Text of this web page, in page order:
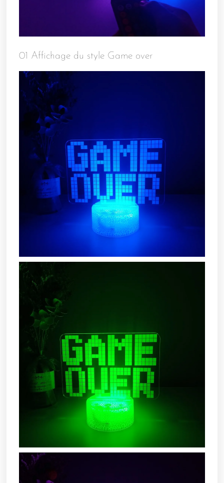
01 Affichage du style Game over